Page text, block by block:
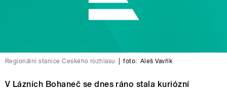
Regionální stanice Českého rozhlasu foto: Aleš Vavřík
V Lázních Bohaneč se dnes ráno stala kuriózní